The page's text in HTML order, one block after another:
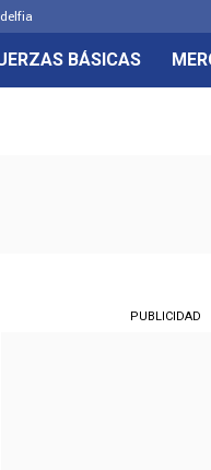
BÁSICAS
PUBLICIDAD